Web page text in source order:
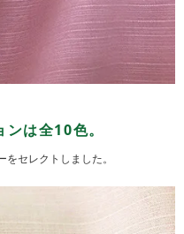
は全10色。
セレクトしました。